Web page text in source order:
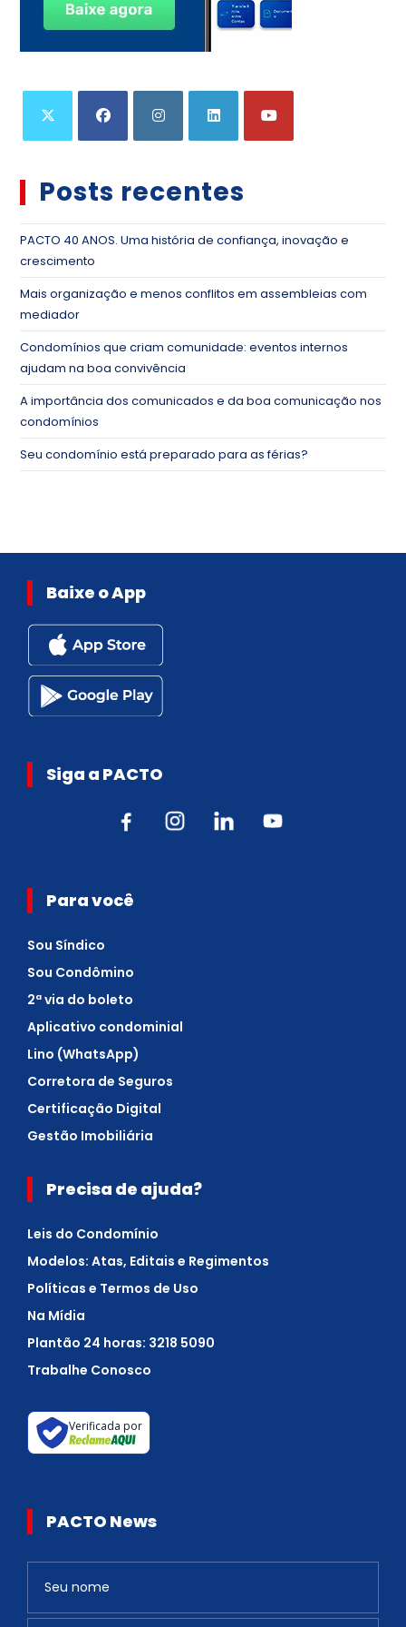
Posts recentes
PACTO 40 ANOS. Uma história de confiança, inovação e
crescimento
Mais organização e menos conflitos em assembleias com
mediador
Condomínios que criam comunidade: eventos internos
ajudam na boa convivência
A importância dos comunicados e da boa comunicação nos
condomínios
Seu condomínio está preparado para as férias?
Baixe o App
Siga a PACTO
Para você
Sou Síndico
Sou Condômino
2ª via do boleto
Aplicativo condominial
Lino (WhatsApp)
Corretora de Seguros
Certificação Digital
Gestão Imobiliária
Precisa de ajuda?
Leis do Condomínio
Modelos: Atas, Editais e Regimentos
Políticas e Termos de Uso
Na Mídia
Plantão 24 horas: 3218 5090
Trabalhe Conosco
Verificada por
PACTO News
v